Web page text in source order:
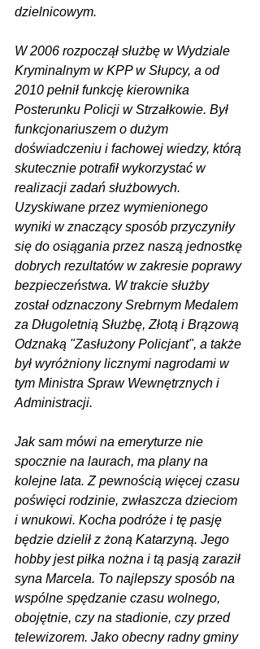
dzielnicowym.
W 2006 rozpoczął służbę w Wydziale
Kryminalnym w KPP w Słupcy, a od
2010 pełnił funkcję kierownika
Posterunku Policji w Strzałkowie. Był
funkcjonariuszem o dużym
doświadczeniu i fachowej wiedzy, którą
skutecznie potrafił wykorzystać w
realizacji zadań służbowych.
Uzyskiwane przez wymienionego
wyniki w znaczący sposób przyczyniły
się do osiągania przez naszą jednostkę
dobrych rezultatów w zakresie poprawy
bezpieczeństwa. W trakcie służby
został odznaczony Srebrnym Medalem
za Długoletnią Służbę, Złotą i Brązową
Odznaką "Zasłużony Policjant", a także
był wyróżniony licznymi nagrodami w
tym Ministra Spraw Wewnętrznych i
Administracji.
Jak sam mówi na emeryturze nie
spocznie na laurach, ma plany na
kolejne lata. Z pewnością więcej czasu
poświęci rodzinie, zwłaszcza dzieciom
i wnukowi. Kocha podróże i tę pasję
będzie dzielił z żoną Katarzyną. Jego
hobby jest piłka nożna i tą pasją zaraził
syna Marcela. To najlepszy sposób na
wspólne spędzanie czasu wolnego,
obojętnie, czy na stadionie, czy przed
telewizorem. Jako obecny radny gminy